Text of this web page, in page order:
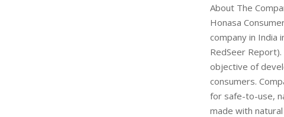
About The
Honasa
company in India
RedSeer
objective of
consumers.
for safe-to-use,
made with